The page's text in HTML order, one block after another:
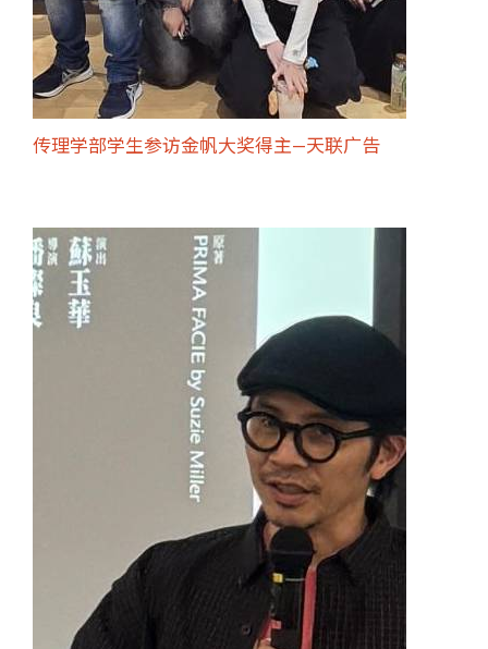
传理学部学生参访金帆大奖得主—天联广告